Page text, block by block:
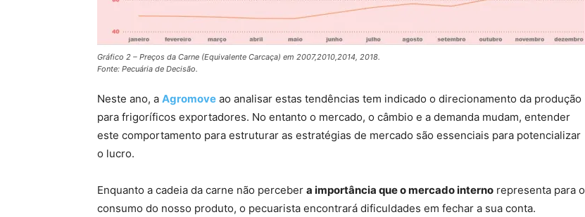
Gráfico 2 – Preços da Carne (Equivalente Carcaça) em 2007,2010,2014, 2018.
Fonte: Pecuária de Decisão.
Neste ano, a Agromove ao analisar estas tendências tem indicado o direcionamento da produção
para frigoríficos exportadores. No entanto o mercado, o câmbio e a demanda mudam, entender
este comportamento para estruturar as estratégias de mercado são essenciais para potencializar
o lucro.
Enquanto a cadeia da carne não perceber a importância que o mercado interno representa para o
consumo do nosso produto, o pecuarista encontrará dificuldades em fechar a sua conta.